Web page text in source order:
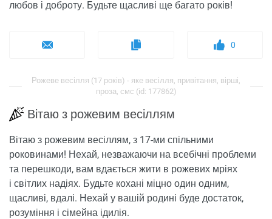
любов і доброту. Будьте щасливі ще багато років!
0
Рожеве весілля (17 років) - яке весілля, привітання, вірші,
проза, смс (id: 177862)
Вітаю з рожевим весіллям
Вітаю з рожевим весіллям, з 17-ми спільними
роковинами! Нехай, незважаючи на всебічні проблеми
та перешкоди, вам вдається жити в рожевих мріях
і світлих надіях. Будьте кохані міцно один одним,
щасливі, вдалі. Нехай у вашій родині буде достаток,
розуміння і сімейна ідилія.